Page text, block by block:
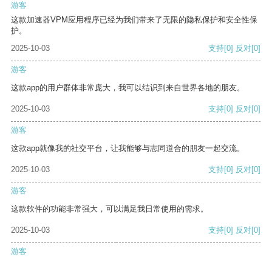
游客
这款加速器VPM应用程序已经为我们带来了无限的隐私保护和安全性保
护。
2025-10-03
支持[0] 反对[0]
游客
这款app的用户群体非常庞大，我可以结识到来自世界各地的朋友。
2025-10-03 支持[0] 反对[0]
游客
这款app就像我的社交平台，让我能够与志同道合的朋友一起交流。
2025-10-03 支持[0] 反对[0]
游客
这款软件的功能非常强大，可以满足我日常使用的需求。
2025-10-03 支持[0] 反对[0]
游客